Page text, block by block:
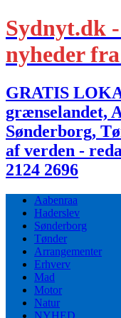
Sydnyt.dk
nyheder
GRATIS
grænselandet,
Sønderborg,
af verden -
2124 2696
Aabenraa
Haderslev
Sønderborg
Tønder
Arrangementer
Erhverv
Mad
Motor
Natur
NYHED